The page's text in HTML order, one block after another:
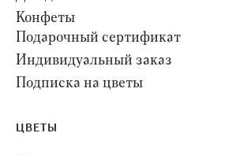
Конфеты
Подарочный сертификат
Индивидуальный заказ
Подписка на цветы
ЦВЕТЫ